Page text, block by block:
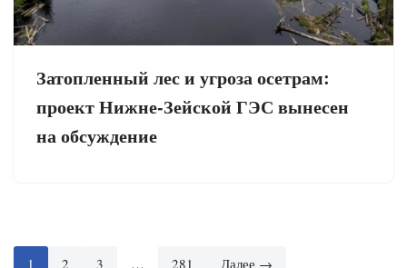
Затопленный лес и угроза осетрам:
проект Нижне-Зейской ГЭС вынесен
на обсуждение
1 2 3 … 281 Далее →